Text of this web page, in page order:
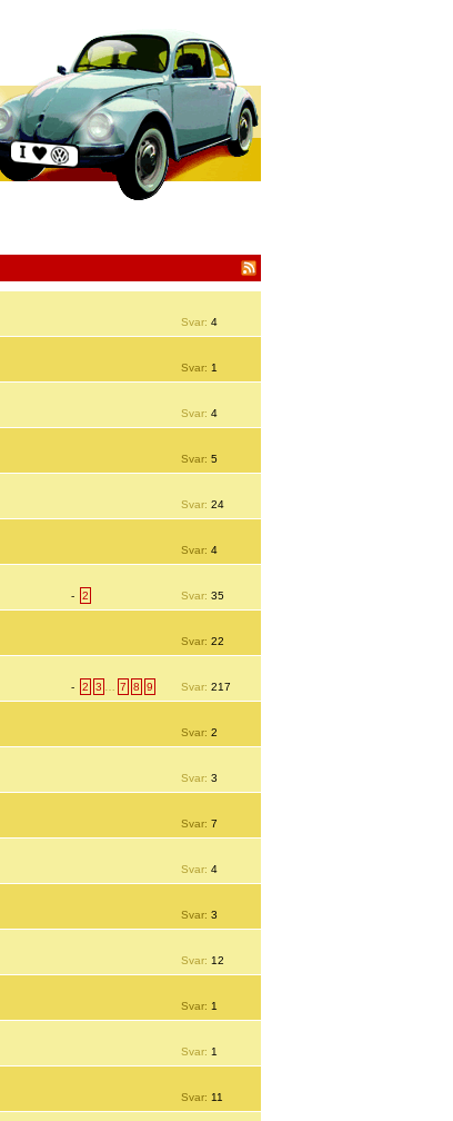
Svar: 4
Svar: 1
Svar: 4
Svar: 5
Svar: 24
Svar: 4
- 2 Svar: 35
Svar: 22
- 2 3 … 7 8 9 Svar: 217
Svar: 2
Svar: 3
Svar: 7
Svar: 4
Svar: 3
Svar: 12
Svar: 1
Svar: 1
Svar: 11